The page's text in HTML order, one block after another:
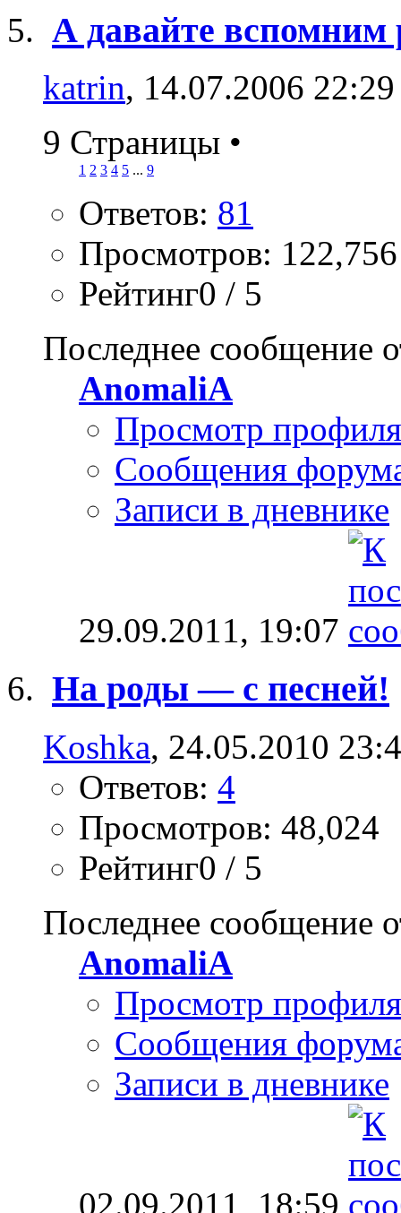
А давайте вспомним
katrin, 14.07.2006 22:29
9 Страницы •
1 2 3 4 5 ... 9
Ответов: 81
Просмотров: 122,756
Рейтинг0 / 5
Последнее сообщение
AnomaliA
Просмотр профиля
Сообщения
Записи в дневнике
29.09.2011, 19:07
На роды — с песней!
Koshka, 24.05.2010
Ответов: 4
Просмотров: 48,024
Рейтинг0 / 5
Последнее сообщение
AnomaliA
Просмотр профиля
Сообщения
Записи в дневнике
02.09.2011, 18:59